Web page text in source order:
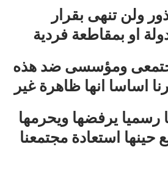
ولن تنهى بقرار
دولة او بمقاطعة فردية
ومؤسسى ضد هذه
اساسا انها ظاهرة غير
رسميا يرفضها ويحرمها
استعادة مجتمعنا